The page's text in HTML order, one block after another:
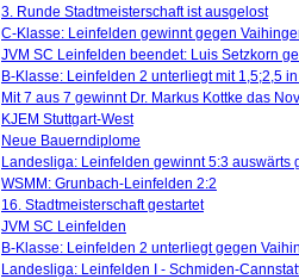
3. Runde Stadtmeisterschaft ist ausgelost
C-Klasse: Leinfelden gewinnt gegen
JVM SC Leinfelden beendet: Luis Setzkorn
B-Klasse: Leinfelden 2 unterliegt mit 1,5;2,5
Mit 7 aus 7 gewinnt Dr. Markus Kottke das
KJEM Stuttgart-West
Neue Bauerndiplome
Landesliga: Leinfelden gewinnt 5:3 auswärts
WSMM: Grunbach-Leinfelden 2:2
16. Stadtmeisterschaft gestartet
JVM SC Leinfelden
B-Klasse: Leinfelden 2 unterliegt gegen
Landesliga: Leinfelden I - Schmiden-